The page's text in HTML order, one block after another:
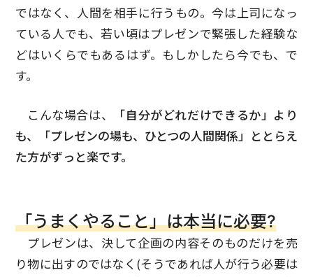
ではなく、人間を相手に行うもの。今は上司になっ
ている人でも、若い頃はプレゼンで緊張した経験な
どはいくらでもあるはず。もしかしたら今でも、で
す。
こんな場合は、
「自分がどれだけできるか」より
も、「プレゼンの場も、ひとつの人間関係」ととらえ
た方がずっと楽です。
「うまくやること」は本当に必要?
プレゼンは、決して企画の内容そのものだけを売
り物に出すのではなく(そうであれば人が行う必要は